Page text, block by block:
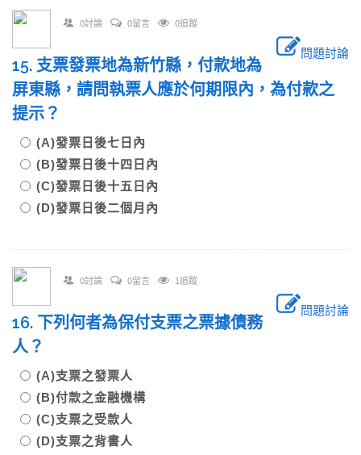
0討論 0留言 0追蹤
問題討論
15. 支票發票地為新竹縣，付款地為
屏東縣，請問執票人應於何期限內，為付款之
提示？
(A)發票日後七日內
(B)發票日後十四日內
(C)發票日後十五日內
(D)發票日後二個月內
0討論 0留言 1追蹤
問題討論
16. 下列何者為保付支票之票據債務
人？
(A)支票之發票人
(B)付款之金融機構
(C)支票之受款人
(D)支票之背書人